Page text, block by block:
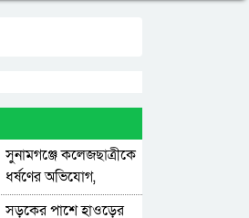
সুনামগঞ্জে কলেজছাত্রীকে
ধর্ষণের অভিযোগ,
মসজিদের ইমাম গ্রেপ্তার
সড়কের পাশে হাওড়ের